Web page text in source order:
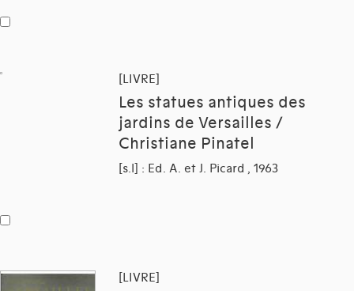
[LIVRE]
Les statues antiques des
jardins de Versailles /
Christiane Pinatel
[s.l] : Ed. A. et J. Picard , 1963
[LIVRE]